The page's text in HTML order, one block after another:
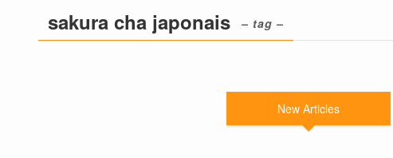
sakura cha japonais – tag –
New Articles